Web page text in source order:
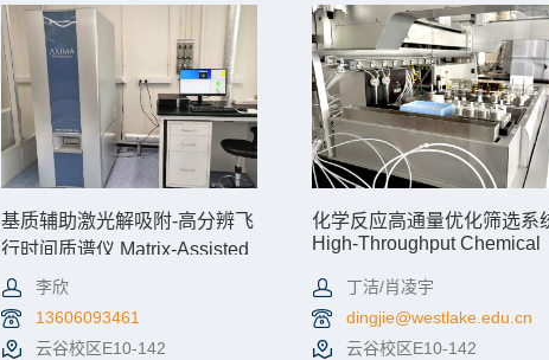
基质辅助激光解吸附-高分辨飞
行时间质谱仪 Matrix-Assisted
Time of Flight Mass
Spectrometry
李欣
13606093461
云谷校区E10-142
化学反应高通量优化筛选系
High-Throughput Chemical
Screening System
丁洁/肖凌宇
dingjie@westlake.edu.cn
云谷校区E10-142